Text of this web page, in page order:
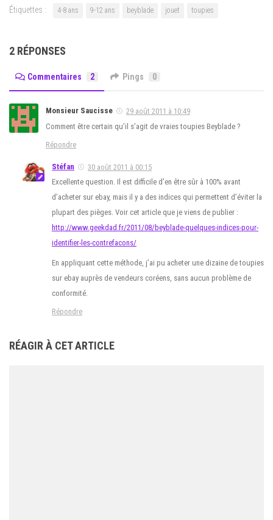
Étiquettes : 4-8 ans 9-12 ans beyblade jouet toupies
2 RÉPONSES
Commentaires 2 Pings 0
Monsieur Saucisse
29 août 2011 à 10:49
Comment être certain qu’il s’agit de vraies toupies Beyblade ?
Répondre
Stéfan
30 août 2011 à 00:15
Excellente question. Il est difficile d’en être sûr à 100% avant
d’acheter sur ebay, mais il y a des indices qui permettent d’éviter la
plupart des pièges. Voir cet article que je viens de publier :
http://www.geekdad.fr/2011/08/beyblade-quelques-indices-pour-
identifier-les-contrefacons/
En appliquant cette méthode, j’ai pu acheter une dizaine de toupies
sur ebay auprès de vendeurs coréens, sans aucun problème de
conformité.
Répondre
RÉAGIR À CET ARTICLE